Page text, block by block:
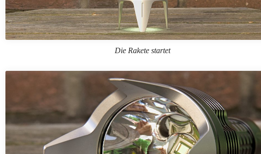
Die Rakete startet